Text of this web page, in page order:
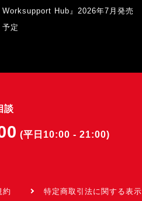
Worksupport Hub』2026年7月発売
予定
談
(平日10:00 - 21:00)
約 特定商取引法に関する表示